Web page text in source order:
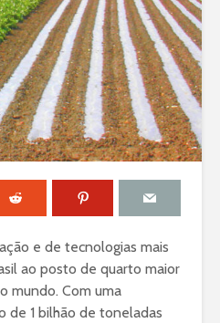
e de tecnologias mais
ao posto de quarto maior
mundo. Com uma
de 1 bilhão de toneladas